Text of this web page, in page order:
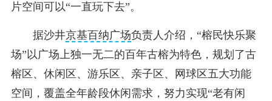
片空间可以“一直玩下去”。
据沙井京基百纳广场负责人介绍，“榕民快乐聚
场”以广场上独一无二的百年古榕为特色，规划了古
榕区、休闲区、游乐区、亲子区、网球区五大功能
空间，覆盖全年龄段休闲需求，努力实现“老有闲